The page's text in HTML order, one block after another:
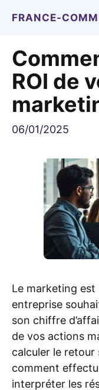
FRANCE-
ROI de
06/01/2025
Le marketing
entreprise
son chiffre
de vos actions
calculer le retour
comment
interpréter les